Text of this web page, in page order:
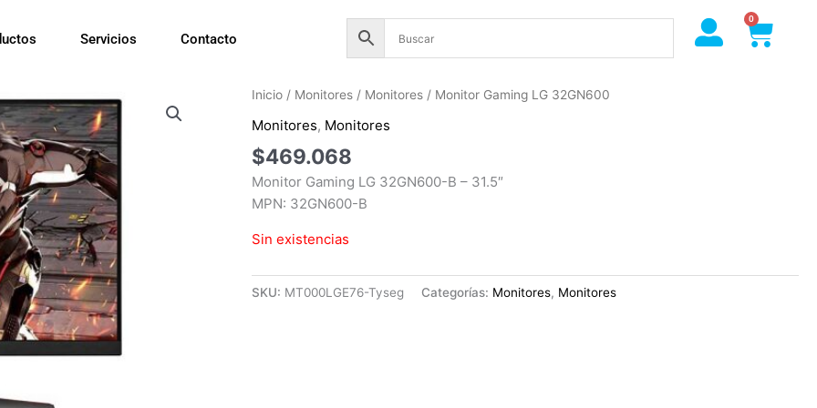
Servicios Contacto
0
Cart
Inicio / Monitores / Monitores / Monitor Gaming LG 32GN600
Monitores, Monitores
$469.068
Monitor Gaming LG 32GN600-B – 31.5″
MPN: 32GN600-B
Sin existencias
SKU: MT000LGE76-Tyseg Categorías: Monitores, Monitores